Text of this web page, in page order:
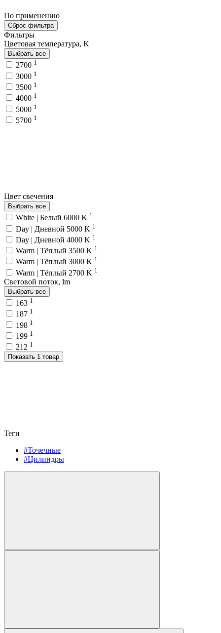
По применению
Сброс фильтра
Фильтры
Цветовая температура, K
Выбрать все
2700 1
3000 1
3500 1
4000 1
5000 1
5700 1
Цвет свечения
Выбрать все
White | Белый 6000 K 1
Day | Дневной 5000 K 1
Day | Дневной 4000 K 1
Warm | Тёплый 3500 K 1
Warm | Тёплый 3000 K 1
Warm | Тёплый 2700 K 1
Световой поток, lm
Выбрать все
163 1
187 1
198 1
199 1
212 1
Показать 1 товар
Теги
#Точечные
#Цилиндры